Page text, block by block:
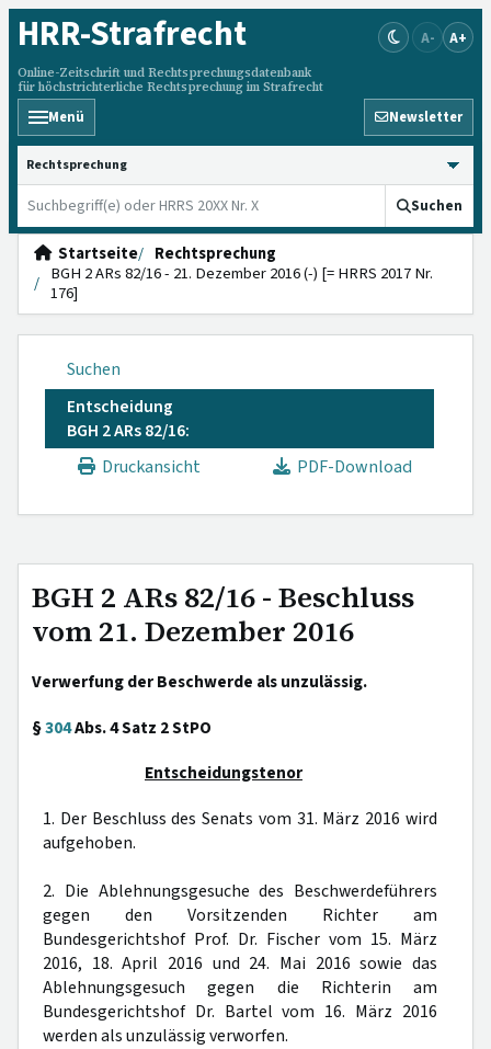
HRR-Strafrecht
Online-Zeitschrift und Rechtsprechungsdatenbank
für höchstrichterliche Rechtsprechung im Strafrecht
A- A+
Menü Newsletter
HRRS durchsuchen
Suchen
Startseite
Rechtsprechung
BGH 2 ARs 82/16 - 21. Dezember 2016 (-) [= HRRS 2017 Nr.
176]
Suchen
Entscheidung
BGH 2 ARs 82/16:
Druckansicht
PDF-Download
BGH 2 ARs 82/16 - Beschluss
vom 21. Dezember 2016
Verwerfung der Beschwerde als unzulässig.
§304Abs. 4 Satz 2 StPO
Entscheidungstenor
1. Der Beschluss des Senats vom 31. März 2016 wird
aufgehoben.
2. Die Ablehnungsgesuche des Beschwerdeführers
gegen den Vorsitzenden Richter am
Bundesgerichtshof Prof. Dr. Fischer vom 15. März
2016, 18. April 2016 und 24. Mai 2016 sowie das
Ablehnungsgesuch gegen die Richterin am
Bundesgerichtshof Dr. Bartel vom 16. März 2016
werden als unzulässig verworfen.